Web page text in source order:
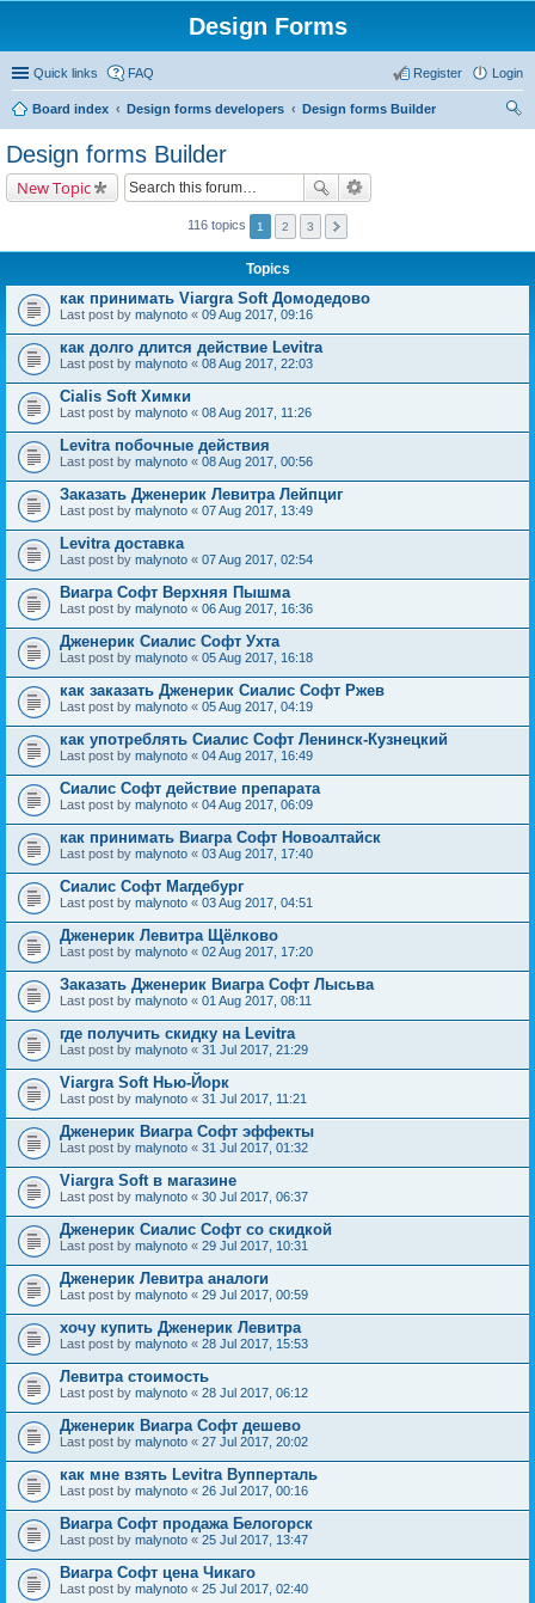
Design Forms
Quick links FAQ Login
Register
Board index Design forms developers
Design forms Builder
Design forms Builder
New Topic
116 topics 1 2 3
Topics
как принимать Viargra Soft Домодедово
Last post by malynoto « 09 Aug 2017, 09:16
как долго длится действие Levitra
Last post by malynoto « 08 Aug 2017, 22:03
Cialis Soft Химки
Last post by malynoto « 08 Aug 2017, 11:26
Levitra побочные действия
Last post by malynoto « 08 Aug 2017, 00:56
Заказать Дженерик Левитра Лейпциг
Last post by malynoto « 07 Aug 2017, 13:49
Levitra доставка
Last post by malynoto « 07 Aug 2017, 02:54
Виагра Софт Верхняя Пышма
Last post by malynoto « 06 Aug 2017, 16:36
Дженерик Сиалис Софт Ухта
Last post by malynoto « 05 Aug 2017, 16:18
как заказать Дженерик Сиалис Софт Ржев
Last post by malynoto « 05 Aug 2017, 04:19
как употреблять Сиалис Софт Ленинск-Кузнецкий
Last post by malynoto « 04 Aug 2017, 16:49
Сиалис Софт действие препарата
Last post by malynoto « 04 Aug 2017, 06:09
как принимать Виагра Софт Новоалтайск
Last post by malynoto « 03 Aug 2017, 17:40
Сиалис Софт Магдебург
Last post by malynoto « 03 Aug 2017, 04:51
Дженерик Левитра Щёлково
Last post by malynoto « 02 Aug 2017, 17:20
Заказать Дженерик Виагра Софт Лысьва
Last post by malynoto « 01 Aug 2017, 08:11
где получить скидку на Levitra
Last post by malynoto « 31 Jul 2017, 21:29
Viargra Soft Нью-Йорк
Last post by malynoto « 31 Jul 2017, 11:21
Дженерик Виагра Софт эффекты
Last post by malynoto « 31 Jul 2017, 01:32
Viargra Soft в магазине
Last post by malynoto « 30 Jul 2017, 06:37
Дженерик Сиалис Софт со скидкой
Last post by malynoto « 29 Jul 2017, 10:31
Дженерик Левитра аналоги
Last post by malynoto « 29 Jul 2017, 00:59
хочу купить Дженерик Левитра
Last post by malynoto « 28 Jul 2017, 15:53
Левитра стоимость
Last post by malynoto « 28 Jul 2017, 06:12
Дженерик Виагра Софт дешево
Last post by malynoto « 27 Jul 2017, 20:02
как мне взять Levitra Вупперталь
Last post by malynoto « 26 Jul 2017, 00:16
Виагра Софт продажа Белогорск
Last post by malynoto « 25 Jul 2017, 13:47
Виагра Софт цена Чикаго
Last post by malynoto « 25 Jul 2017, 02:40